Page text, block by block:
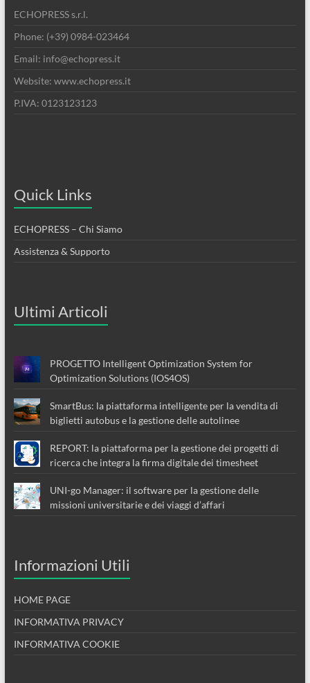
ECHOPRESS s.r.l.
Phone: (+39) 0984-023464
Email: info@echopress.it
Website: www.echopress.it
P.IVA: 0123123123
Quick Links
ECHOPRESS – Chi Siamo
Assistenza & Supporto
Ultimi Articoli
PROGETTO Intelligent Optimization System for
Optimization Solutions (IOS4OS)
SmartBus: la piattaforma intelligente per la vendita di
biglietti autobus e la gestione delle autolinee
REPORT: la piattaforma per la gestione dei progetti di
ricerca che integra la firma digitale dei timesheet
UNI-go Manager: il software per la gestione delle
missioni universitarie e dei viaggi d’affari
Informazioni Utili
HOME PAGE
INFORMATIVA PRIVACY
INFORMATIVA COOKIE